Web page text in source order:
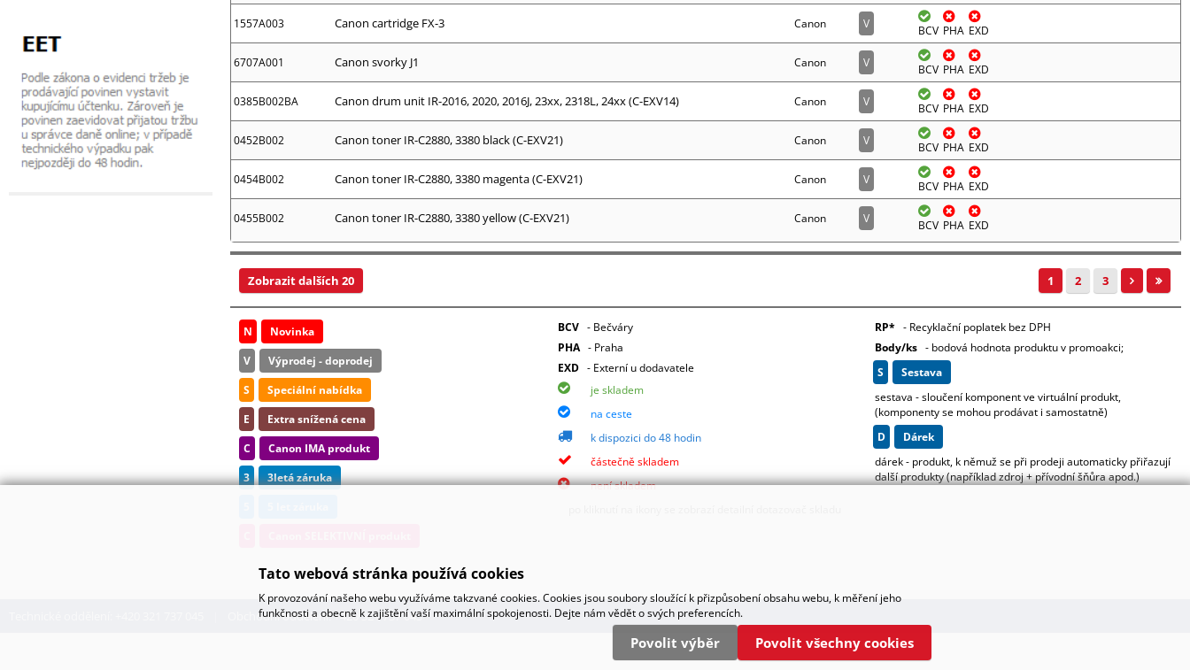
1557A003 Canon cartridge FX-3 Canon V BCV PHA EXD
6707A001 Canon svorky J1 Canon V BCV PHA EXD
0385B002BA Canon drum unit IR-2016, 2020, 2016J, 23xx, 2318L, 24xx (C-EXV14) Canon V BCV PHA EXD
0452B002 Canon toner IR-C2880, 3380 black (C-EXV21) Canon V BCV PHA EXD
0454B002 Canon toner IR-C2880, 3380 magenta (C-EXV21) Canon V BCV PHA EXD
0455B002 Canon toner IR-C2880, 3380 yellow (C-EXV21) Canon V BCV PHA EXD
Zobrazit dalších 20 1 2 3
N
Novinka
V
Výprodej - doprodej
S
Speciální nabídka
E
Extra snížená cena
C
Canon IMA produkt
3
3letá záruka
BCV - Bečváry
PHA - Praha
EXD - Externí u dodavatele
je skladem
na ceste
k dispozici do 48 hodin
částečně skladem
není skladem
RP* - Recyklační poplatek bez DPH
Body/ks - bodová hodnota produktu v promoakci;
s
sestava
sestava - sloučení komponent ve virtuální produkt,
(komponenty se mohou prodávat i samostatně)
D
dárek
dárek - produkt, k němuž se při prodeji automaticky přiřazují
další produkty (například zdroj + přívodní šňůra apod.)
Obchodní oddělení: +420 321 737 043
Tato webová stránka používá cookies
K provozování našeho webu využíváme takzvané cookies. Cookies jsou soubory sloužící k přizpůsobení obsahu webu, k měření jeho
funkčnosti a obecně k zajištění vaší maximální spokojenosti. Dejte nám vědět o svých preferencích.
Povolit výběr Povolit všechny cookies